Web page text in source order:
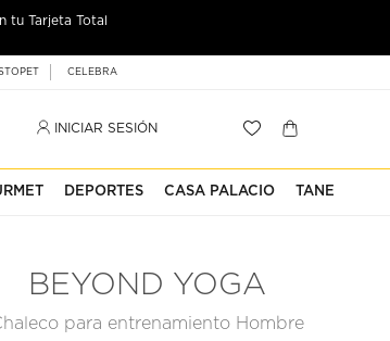
tu Tarjeta Total
CELEBRA
INICIAR SESIÓN
DEPORTES CASA PALACIO TANE
BEYOND YOGA
para entrenamiento Hombre